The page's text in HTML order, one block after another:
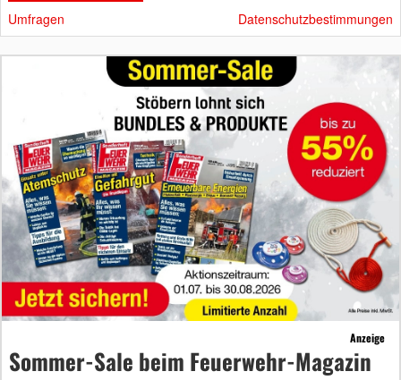
Umfragen Datenschutzbestimmungen
Anzeige
Sommer-Sale beim Feuerwehr-Magazin